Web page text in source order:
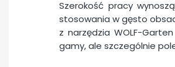
Szerokość pracy
stosowania w gęsto
z narzędzia WOLF-
gamy, ale szczególnie